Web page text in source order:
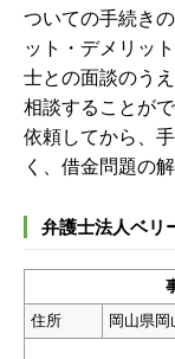
ついての手続き
ット・デメリッ
士との面談のう
相談することがで
依頼してから、
く、借金問題の
弁護士法人ベリ
住所
岡山県